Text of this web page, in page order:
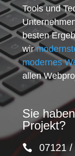
Tools und
besten
wir
modernes
allen
Sie
Projekt?
07121 /